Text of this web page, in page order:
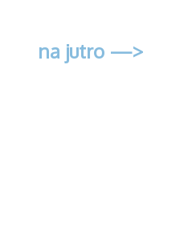
na jutro —>